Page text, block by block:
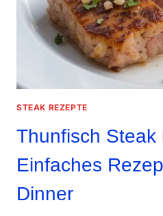
STEAK REZEPTE
Thunfisch Steak
Einfaches
Dinner